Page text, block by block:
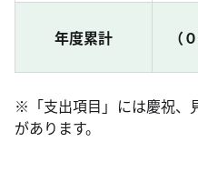
年度累計 （
※「支出項目」には慶祝、
があります。